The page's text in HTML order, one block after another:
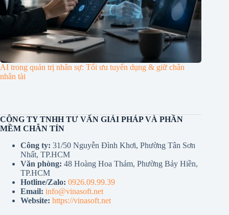
AI trong quản trị nhân sự: Tối ưu tuyển dụng & giữ chân
nhân tài
CÔNG TY TNHH TƯ VẤN GIẢI PHÁP VÀ PHẦN
MỀM CHÂN TÍN
Công ty: 31/50 Nguyễn Đình Khơi, Phường Tân Sơn
Nhất, TP.HCM
Văn phòng: 48 Hoàng Hoa Thám, Phường Bảy Hiền,
TP.HCM
Hotline/Zalo: 0926.09.99.39
Email: info@vinasoft.net
Website: https://vinasoft.net